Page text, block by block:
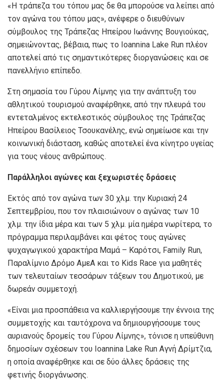
«Η τράπεζα του τόπου μας δε θα μπορούσε να λείπει από
τον αγώνα του τόπου μας», ανέφερε ο διευθύνων
σύμβουλος της Τράπεζας Ηπείρου Ιωάννης Βουγιούκας,
σημειώνοντας, βέβαια, πως το Ioannina Lake Run πλέον
αποτελεί από τις σημαντικότερες διοργανώσεις και σε
πανελλήνιο επίπεδο.
Στη σημασία του Γύρου Λίμνης για την ανάπτυξη του
αθλητικού τουρισμού αναφέρθηκε, από την πλευρά του
εντεταλμένος εκτελεστικός σύμβουλος της Τράπεζας
Ηπείρου Βασίλειος Τσουκανέλης, ενώ σημείωσε και την
κοινωνική διάσταση, καθώς αποτελεί ένα κίνητρο υγείας
για τους νέους ανθρώπους.
Παράλληλοι αγώνες και ξεχωριστές δράσεις
Εκτός από τον αγώνα των 30 χλμ. την Κυριακή 24
Σεπτεμβρίου, που τον πλαισιώνουν ο αγώνας των 10
χλμ. την ίδια μέρα και των 5 χλμ. μία ημέρα νωρίτερα, το
πρόγραμμα περιλαμβάνει και φέτος τους αγώνες
ψυχαγωγικού χαρακτήρα Μαμά – Καρότσι, Family Run,
Παραλίμνιο Δρόμο ΑμεΑ και το Kids Race για μαθητές
των τελευταίων τεσσάρων τάξεων του Δημοτικού, με
δωρεάν συμμετοχή.
«Είναι μια προσπάθεια να καλλιεργήσουμε την έννοια της
συμμετοχής και ταυτόχρονα να δημιουργήσουμε τους
αυριανούς δρομείς του Γύρου Λίμνης», τόνισε η υπεύθυνη
δημοσίων σχέσεων του Ioannina Lake Run Αγνή Δρίμτζια,
η οποία αναφέρθηκε και σε δύο άλλες δράσεις της
φετινής διοργάνωσης.